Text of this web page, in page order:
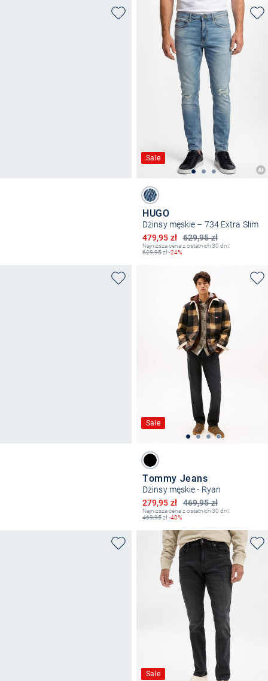
Sale
HUGO
Dżinsy męskie – 734 Extra Slim
629,95 zł
Obniżona cena
479,95 zł
Najniższa cena z ostatnich 30 dni:
629,95zł-24%
Sale
Tommy Jeans
Dżinsy męskie - Ryan
469,95 zł
Obniżona cena
279,95 zł
Najniższa cena z ostatnich 30 dni:
469,95zł-40%
Sale